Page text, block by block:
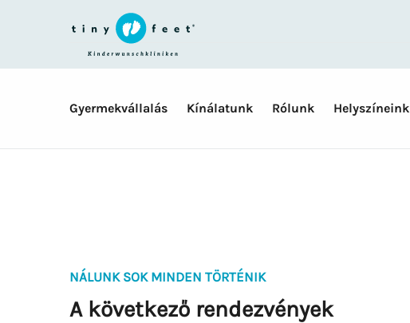
Gyermekvállalás Kínálatunk Rólunk Helyszíneink
NÁLUNK SOK MINDEN TÖRTÉNIK
A következő rendezvények